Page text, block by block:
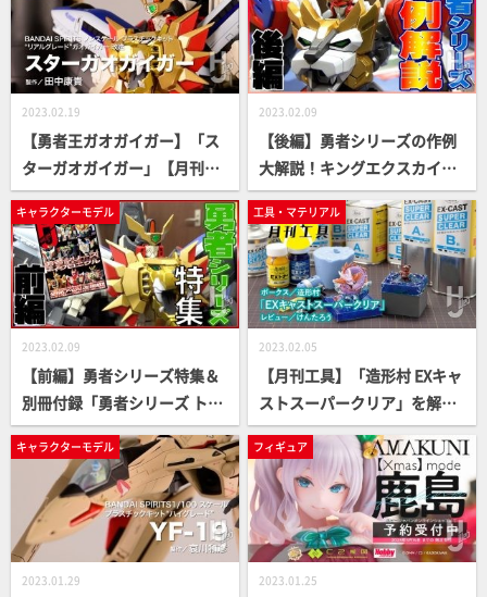
2023.02.19
【勇者王ガオガイガー】「ス
ターガオガイガー」【月刊ホ
ビージャパン3月号】
2023.02.09
【後編】勇者シリーズの作例
大解説！キングエクスカイザ
ーやスターガオガイガーなど
多数！！【月刊ホビージャパ
ン3月号】
キャラクターモデル
2023.02.09
【前編】勇者シリーズ特集＆
別冊付録「勇者シリーズ トイ
クロニクル」を大解説！【月
刊ホビージャパン3月号】
工具・マテリアル
2023.02.05
【月刊工具】「造形村 EXキャ
ストスーパークリア」を解説
【月刊ホビージャパン3月
号】
キャラクターモデル
2023.01.29
フィギュア
2023.01.25